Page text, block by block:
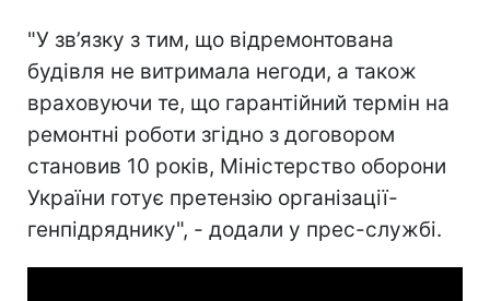
"У зв’язку з тим, що відремонтована
будівля не витримала негоди, а також
враховуючи те, що гарантійний термін на
ремонтні роботи згідно з договором
становив 10 років, Міністерство оборони
України готує претензію організації-
генпідряднику", - додали у прес-службі.